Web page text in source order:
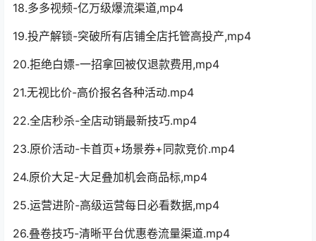
18.多多视频-亿万级爆流渠道,mp4
19.投产解锁-突破所有店铺全店托管高投产,mp4
20.拒绝白嫖-一招拿回被仅退款费用,mp4
21.无视比价-高价报名各种活动.mp4
22.全店秒杀-全店动销最新技巧.mp4
23.原价活动-卡首页+场景券+同款竞价.mp4
24.原价大足-大足叠加机会商品标,mp4
25.运营进阶-高级运营每日必看数据,mp4
26.叠卷技巧-清晰平台优惠卷流量渠道.mp4